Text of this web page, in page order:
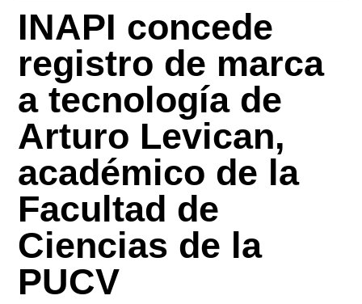
INAPI concede
registro de marca
a tecnología de
Arturo Levican,
académico de la
Facultad de
Ciencias de la
PUCV